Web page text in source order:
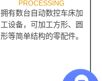
PROCESSING
拥有数台自动数控车床加
工设备，可加工方形、圆
形等简单结构的零配件。